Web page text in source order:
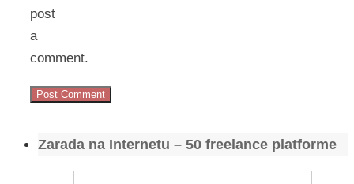
post
a
comment.
Zarada na Internetu – 50 freelance platforme